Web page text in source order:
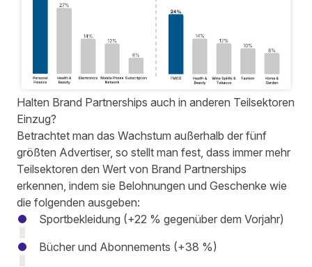
Halten Brand Partnerships auch in anderen Teilsektoren
Einzug?
Betrachtet man das Wachstum außerhalb der fünf
größten Advertiser, so stellt man fest, dass immer mehr
Teilsektoren den Wert von Brand Partnerships
erkennen, indem sie Belohnungen und Geschenke wie
die folgenden ausgeben:
Sportbekleidung (+22 % gegenüber dem Vorjahr)
Bücher und Abonnements (+38 %)